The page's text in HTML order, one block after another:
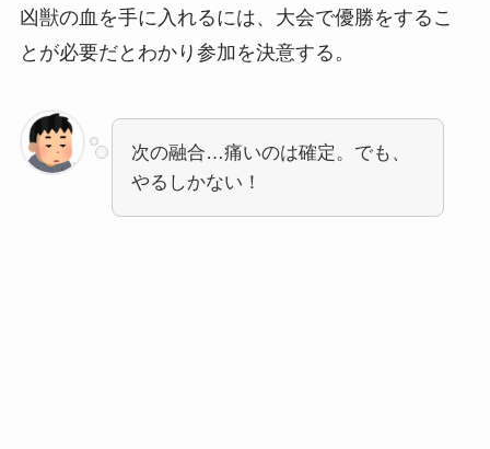
凶獣の血を手に入れるには、大会で優勝をするこ
とが必要だとわかり参加を決意する。
次の融合…痛いのは確定。でも、
やるしかない！